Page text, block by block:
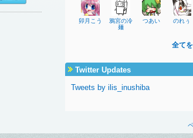
卯月こう
鴉宮の冷
麺
つあい のれぅ
全て
Twitter Updates
Tweets by ilis_inushiba